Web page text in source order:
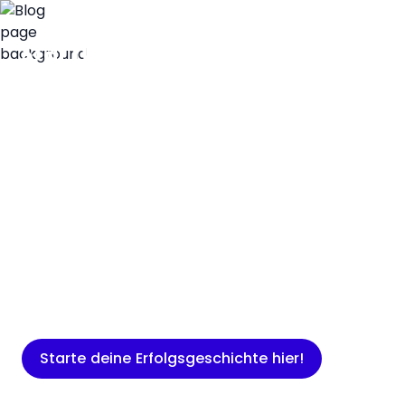
Starte deine Erfolgsgeschichte hier!